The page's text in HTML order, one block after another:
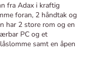
fra Adax i kraftig
foran, 2 håndtak og
har 2 store rom og en
PC og et
samt en åpen